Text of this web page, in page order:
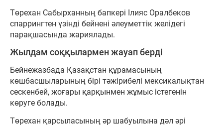
Төрехан Сабырханның бапкері Ілияс Оралбеков
спаррингтен үзінді бейнені әлеуметтік желідегі
парақшасында жариялады.
Жылдам соққылармен жауап берді
Бейнежазбада Қазақстан құрамасының
көшбасшыларының бірі тәжірибелі мексикалықтан
сескенбей, жоғары қарқынмен жұмыс істегенін
көруге болады.
Төрехан қарсыласының әр шабуылына дәл әрі